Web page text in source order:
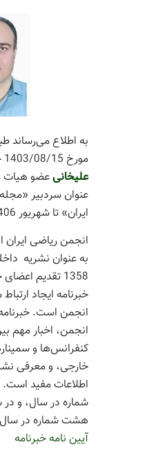
به اطلاع می‌رساند
مورخ 1403/08/15 جناب آقای
علیخانیعضو هیات
عنوان سردبیر
ایران» تا شهریور 1406 منصوب شد.
انجمن ریاضی ایران
به عنوان نشریه
1358 تقدیم
خبرنامه ایجاد
انجمن است.
انجمن، اخبار مهم
کنفرانس‌ها و
خارجی، و معرفی
اطلاعات مفید است.
شماره در سال، و
هشت شماره در
آیین نامه خبرنامه